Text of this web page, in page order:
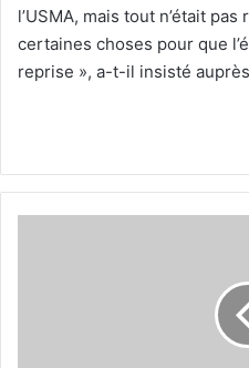
l’USMA, mais tout n’était
certaines choses pour que
reprise », a-t-il insisté auprès